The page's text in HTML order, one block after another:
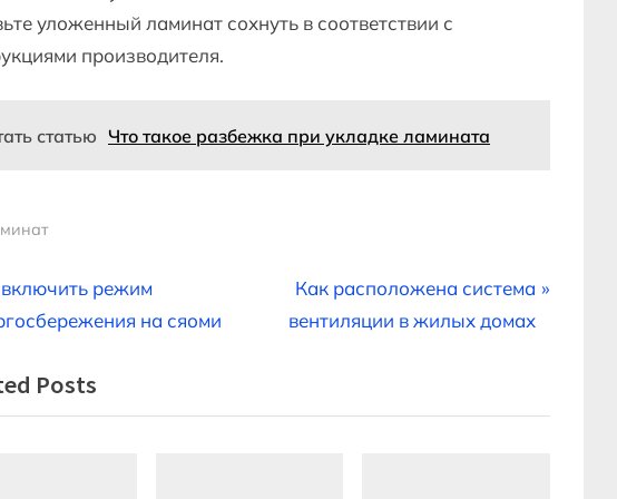
уложенный ламинат сохнуть в соответствии с
производителя.
статью Что такое разбежка при укладке ламината
режим
на сяоми
N
e
P
Как расположена система
вентиляции в жилых домах
Posts